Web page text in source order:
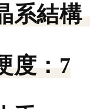
系結構
度： 7